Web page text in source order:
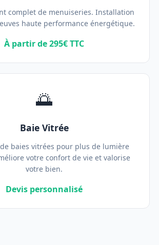
complet de menuiseries. Installation
haute performance énergétique.
À partir de 295€ TTC
🌅
Baie Vitrée
baies vitrées pour plus de lumière
votre confort de vie et valorise
votre bien.
Devis personnalisé